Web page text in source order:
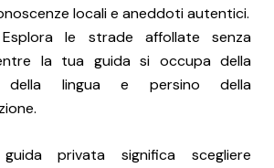
locali e aneddoti autentici.
le strade affollate senza
la tua guida si occupa della
della lingua e persino della
privata significa scegliere